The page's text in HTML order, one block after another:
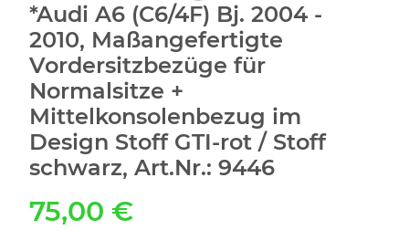
*Audi A6 (C6/4F) Bj. 2004 -
2010, Maßangefertigte
Vordersitzbezüge für
Normalsitze +
Mittelkonsolenbezug im
Design Stoff GTI-rot / Stoff
schwarz, Art.Nr.: 9446
75,00 €